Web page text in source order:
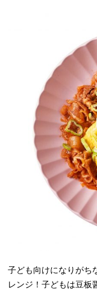
子ども向けになりがち
レンジ！子どもは豆板